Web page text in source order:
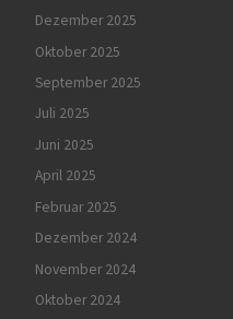
Dezember 2025
Oktober 2025
September 2025
Juli 2025
Juni 2025
April 2025
Februar 2025
Dezember 2024
November 2024
Oktober 2024